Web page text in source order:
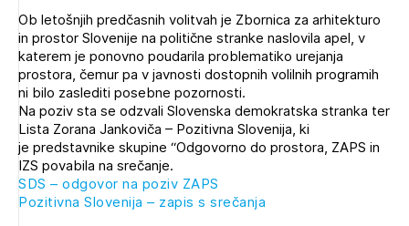
PRIJAVITE SE
POZABLJENO GESLO
REGISTRIRAJTE SE
Ob letošnjih predčasnih volitvah je Zbornica za arhitekturo
in prostor Slovenije na politične stranke naslovila apel, v
katerem je ponovno poudarila problematiko urejanja
prostora, čemur pa v javnosti dostopnih volilnih programih
ni bilo zaslediti posebne pozornosti.
Na poziv sta se odzvali Slovenska demokratska stranka ter
Lista Zorana Jankoviča – Pozitivna Slovenija, ki
je predstavnike skupine “Odgovorno do prostora, ZAPS in
IZS povabila na srečanje.
SDS – odgovor na poziv ZAPS
Pozitivna Slovenija – zapis s srečanja
Mesečni novičnik
Novičnik izobraževanj
Novičnik natečajev
Tedenski novičnik javnih naročil
Dnevne medijske objave